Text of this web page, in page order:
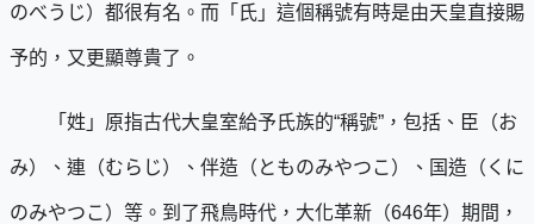
のべうじ）都很有名。而「氏」這個稱號有時是由天皇直接賜
予的，又更顯尊貴了。
「姓」原指古代大皇室給予氏族的“稱號”，包括、臣（お
み）、連（むらじ）、伴造（とものみやつこ）、国造（くに
のみやつこ）等。到了飛鳥時代，大化革新（646年）期間，